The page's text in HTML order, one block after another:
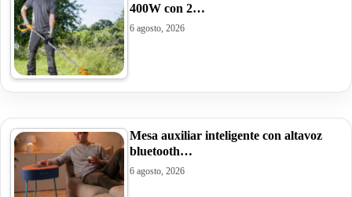
400W con 2…
6 agosto, 2026
Mesa auxiliar inteligente con altavoz
bluetooth…
6 agosto, 2026